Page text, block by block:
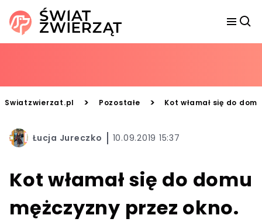
Swiatzwierzat.pl > Pozostałe > Kot włamał się do
Łucja Jureczko 10.09.2019 15:37
Kot włamał się do domu
mężczyzny przez okno.